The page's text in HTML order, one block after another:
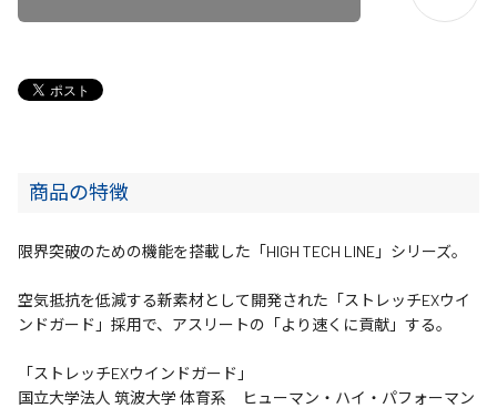
商品の特徴
限界突破のための機能を搭載した「HIGH TECH LINE」シリーズ。
空気抵抗を低減する新素材として開発された「ストレッチEXウイ
ンドガード」採用で、アスリートの「より速くに貢献」する。
「ストレッチEXウインドガード」
国立大学法人 筑波大学 体育系 ヒューマン・ハイ・パフォーマン